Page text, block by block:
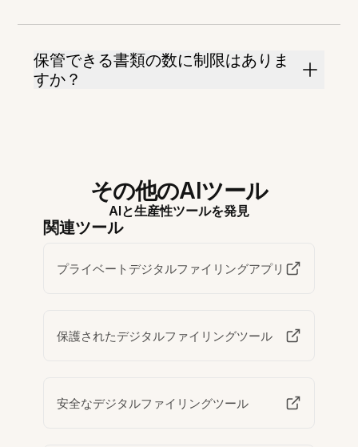
保管できる書類の数に制限はありま
すか？
その他のAIツール
AIと生産性ツールを発見
関連ツール
プライベートデジタルファイリングアプリ
保護されたデジタルファイリングツール
安全なデジタルファイリングツール